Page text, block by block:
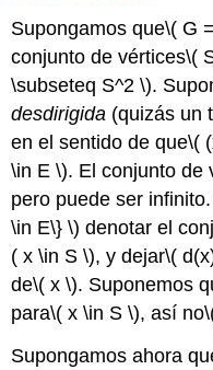
Ejemplos
y
Aplicaciones
Gráfico
del
puente
de
Wheatstone
El
Cube
Graph
Modelos
Especiales
aleatorias
Supongamos que\( G
conjunto de vértices\(
\subseteq S^2 \).
desdirigida (quizás un
en el sentido de que\(
\in E \). El conjunto de
pero puede ser
\in E\} \) denotar el
( x \in S \), y dejar\(
de\( x \). Suponemos
para\( x \in S \), así no
Supongamos ahora